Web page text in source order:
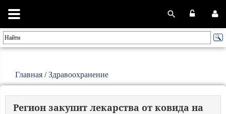
Главная /Здравоохранение
Регион закупит лекарства от ковида на